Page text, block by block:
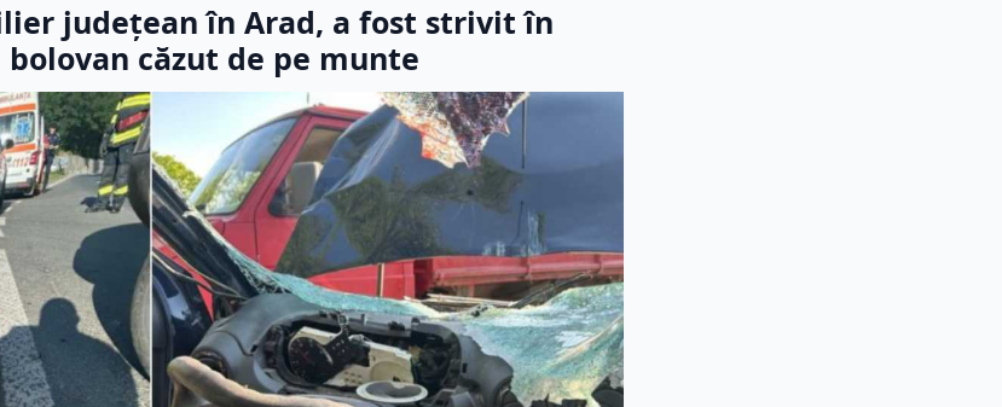
judeţean în Arad, a fost strivit în
căzut de pe munte